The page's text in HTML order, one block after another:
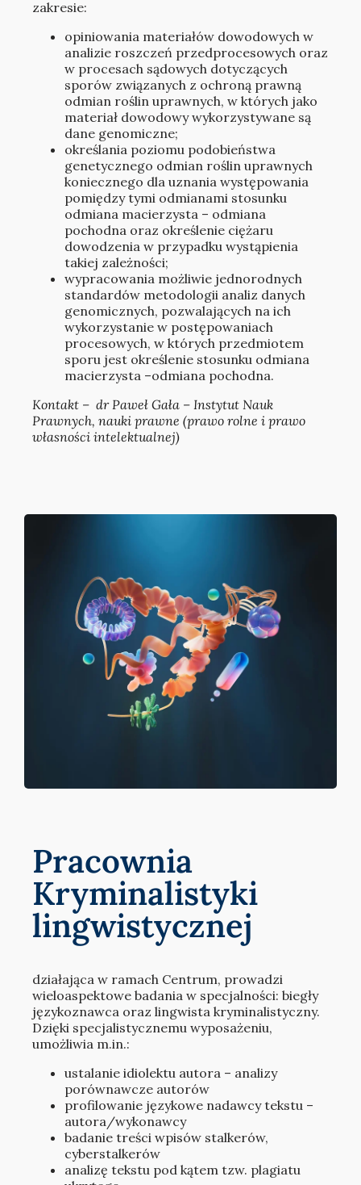
zakresie:
opiniowania materiałów dowodowych w
analizie roszczeń przedprocesowych oraz
w procesach sądowych dotyczących
sporów związanych z ochroną prawną
odmian roślin uprawnych, w których jako
materiał dowodowy wykorzystywane są
dane genomiczne;
określania poziomu podobieństwa
genetycznego odmian roślin uprawnych
koniecznego dla uznania występowania
pomiędzy tymi odmianami stosunku
odmiana macierzysta – odmiana
pochodna oraz określenie ciężaru
dowodzenia w przypadku wystąpienia
takiej zależności;
wypracowania możliwie jednorodnych
standardów metodologii analiz danych
genomicznych, pozwalających na ich
wykorzystanie w postępowaniach
procesowych, w których przedmiotem
sporu jest określenie stosunku odmiana
macierzysta –odmiana pochodna.
Kontakt – dr Paweł Gała – Instytut Nauk
Prawnych, nauki prawne (prawo rolne i prawo
własności intelektualnej)
Pracownia
Kryminalistyki
lingwistycznej
działająca w ramach Centrum, prowadzi
wieloaspektowe badania w specjalności: biegły
językoznawca oraz lingwista kryminalistyczny.
Dzięki specjalistycznemu wyposażeniu,
umożliwia m.in.:
ustalanie idiolektu autora – analizy
porównawcze autorów
profilowanie językowe nadawcy tekstu –
autora/wykonawcy
badanie treści wpisów stalkerów,
cyberstalkerów
analizę tekstu pod kątem tzw. plagiatu